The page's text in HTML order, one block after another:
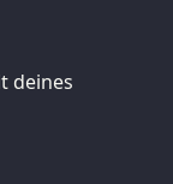
deines